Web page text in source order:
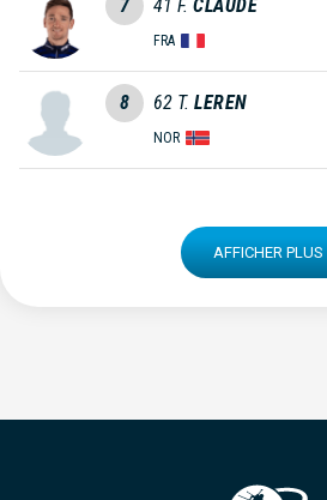
7 41 F. CLAUDE
FRA
8 62 T. LEREN
NOR
AFFICHER PLUS